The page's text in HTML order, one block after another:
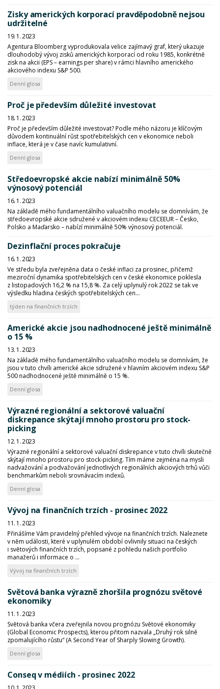
Zisky amerických korporací pravděpodobně nejsou
udržitelné
19. 1. 2023
Agentura Bloomberg vyprodukovala velice zajímavý graf, který ukazuje
dlouhodobý vývoj zisků amerických korporací od roku 1985, konkrétně
zisk na akcii (EPS – earnings per share) v rámci hlavního amerického
akciového indexu S&P 500.
Denní glosa
Proč je především důležité investovat
18. 1. 2023
Proč je především důležité investovat? Podle mého názoru je klíčovým
důvodem kontinuální růst spotřebitelských cen v ekonomice neboli
inflace, která je v čase navíc kumulativní.
Denní glosa
Středoevropské akcie nabízí minimálně 50%
výnosový potenciál
16. 1. 2023
Na základě mého fundamentálního valuačního modelu se domnívám, že
středoevropské akcie sdružené v akciovém indexu CECEEUR – Česko,
Polsko a Maďarsko – nabízí minimálně 50% výnosový potenciál.
Dezinflační proces pokračuje
16. 1. 2023
Ve středu byla zveřejněna data o české inflaci za prosinec, přičemž
meziroční dynamika spotřebitelských cen v české ekonomice poklesla
z listopadových 16,2 % na 15,8 %. Za celý uplynulý rok 2022 se tak ve
výsledku hladina českých spotřebitelských cen...
týden na finančních trzích
Americké akcie jsou nadhodnocené ještě minimálně
o 15 %
13. 1. 2023
Na základě mého fundamentálního valuačního modelu se domnívám, že
jsou v tuto chvíli americké akcie sdružené v hlavním akciovém indexu S&P
500 nadhodnocené ještě minimálně o 15 %.
Denní glosa
Výrazné regionální a sektorové valuační
diskrepance skýtají mnoho prostoru pro stock-
picking
12. 1. 2023
Výrazné regionální a sektorové valuační diskrepance v tuto chvíli skutečně
skýtají mnoho prostoru pro stock-picking. Tím máme zejména na mysli
nadvažování a podvažování jednotlivých regionálních akciových trhů vůči
benchmarkům neboli srovnávacím indexů.
Denní glosa
Vývoj na finančních trzích - prosinec 2022
11. 1. 2023
Přinášíme Vám pravidelný přehled vývoje na finančních trzích. Naleznete
v něm události, které v uplynulém období ovlivnily situaci na českých
i světových finančních trzích, popsané z pohledu našich portfolio
manažerů i informace o ...
Vývoj na finančních trzích
Světová banka výrazně zhoršila prognózu světové
ekonomiky
11. 1. 2023
Světová banka včera zveřejnila novou prognózu Světové ekonomiky
(Global Economic Prospects), kterou přitom nazvala „Druhý rok silně
zpomalujícího růstu“ (A Second Year of Sharply Slowing Growth).
Denní glosa
Conseq v médiích - prosinec 2022